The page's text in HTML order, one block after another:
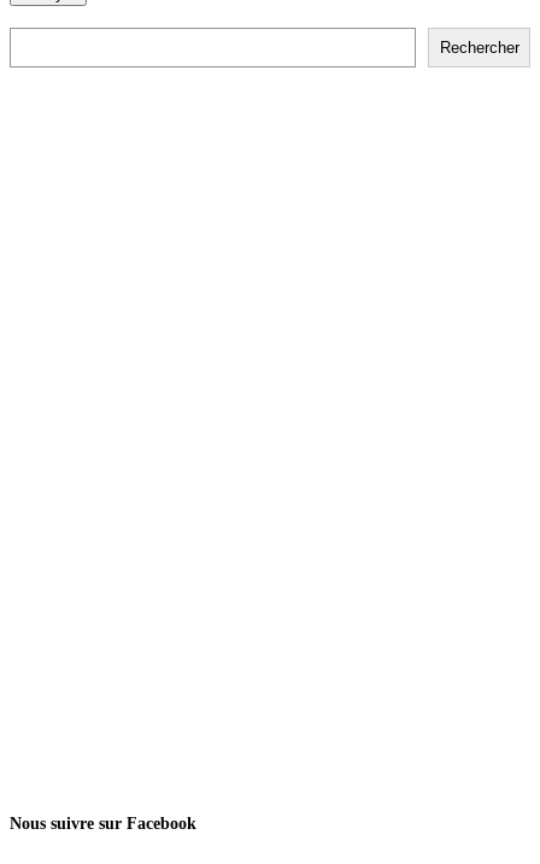
Rechercher
Nous suivre sur Facebook